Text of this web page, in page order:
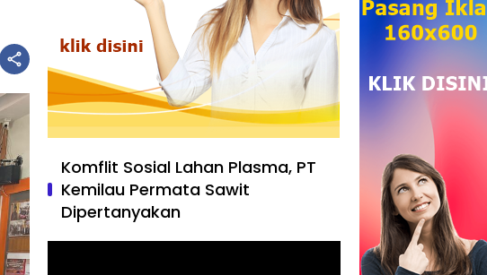
Komflit Sosial Lahan Plasma, PT
Kemilau Permata Sawit
Dipertanyakan